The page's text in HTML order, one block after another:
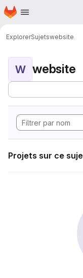
Passer au contenu principal
Page d'accueil
ExplorerSujetswebsite
W website
Projets sur ce